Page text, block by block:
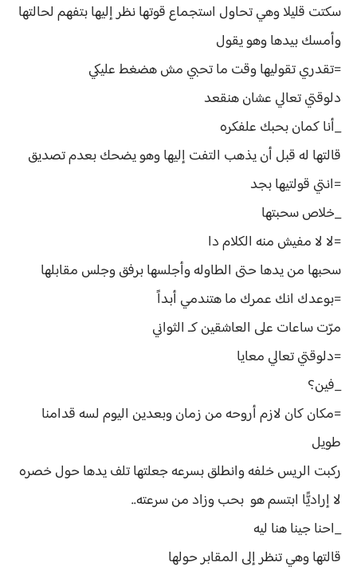
سكتت قليلا وهي تحاول استجماع قوتها نظر إليها بتفهم لحالتها
وأمسك بيدها وهو يقول
=تقدري تقوليها وقت ما تحبي مش هضغط عليكي
دلوقتي تعالي عشان هنقعد
_أنا كمان بحبك علفكره
قالتها له قبل أن يذهب التفت إليها وهو يضحك بعدم تصديق
=انتي قولتيها بجد
_خلاص سحبتها
=لا لا مفيش منه الكلام دا
سحبها من يدها حتى الطاوله وأجلسها برفق وجلس مقابلها
=بوعدك انك عمرك ما هتندمي أبداً
مرّت ساعات على العاشقين كـ الثواني
=دلوقتي تعالي معايا
_فين؟
=مكان كان لازم أروحه من زمان وبعدين اليوم لسه قدامنا
طويل
ركبت الريس خلفه وانطلق بسرعه جعلتها تلف يدها حول خصره
لا إراديًّا ابتسم هو بحب وزاد من سرعته..
_احنا جينا هنا ليه
قالتها وهي تنظر إلى المقابر حولها